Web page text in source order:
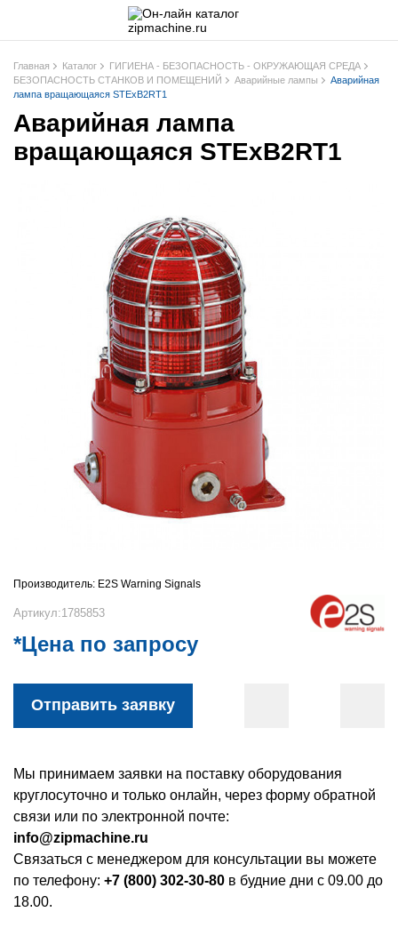
Главная Каталог
ГИГИЕНА - БЕЗОПАСНОСТЬ - ОКРУЖАЮЩАЯ СРЕДА
БЕЗОПАСНОСТЬ СТАНКОВ И ПОМЕЩЕНИЙ
Аварийные лампы
Аварийная
лампа вращающаяся STExB2RT1
Аварийная лампа
вращающаяся STExB2RT1
Производитель: E2S Warning Signals
Артикул:1785853
*Цена по запросу
Отправить заявку
Мы принимаем заявки на поставку оборудования
круглосуточно и только онлайн, через форму обратной
связи или по электронной почте:
info@zipmachine.ru
Связаться с менеджером для консультации вы можете
по телефону: +7 (800) 302-30-80 в будние дни с 09.00 до
18.00.